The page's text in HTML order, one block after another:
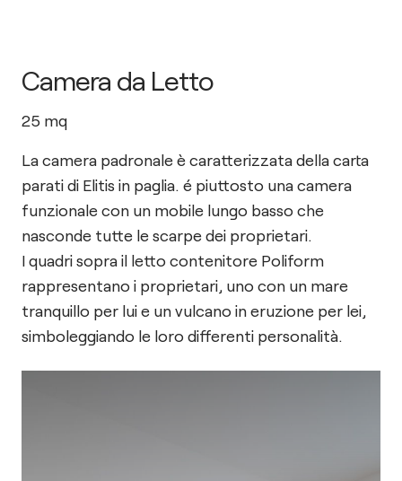
Camera da Letto
25 mq
La camera padronale è caratterizzata della carta
parati di Elitis in paglia. é piuttosto una camera
funzionale con un mobile lungo basso che
nasconde tutte le scarpe dei proprietari.
I quadri sopra il letto contenitore Poliform
rappresentano i proprietari, uno con un mare
tranquillo per lui e un vulcano in eruzione per lei,
simboleggiando le loro differenti personalità.